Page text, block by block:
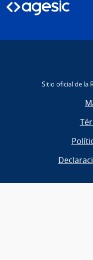
Sitio oficial de la